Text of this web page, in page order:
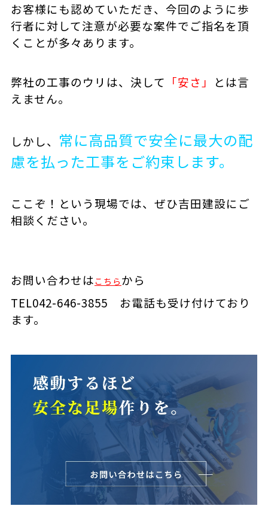
お客様にも認めていただき、 今回のように歩
行者に対して注意が必要な案件でご指名を頂
くことが多々あります。
弊社の工事のウリは、決して 「安さ」
とは言
えません。
しかし、 常に高品質で安全に最大の配
慮を払った工事をご約束します。
ここぞ！という現場では、ぜひ吉田建設にご
相談ください。
お問い合わせは こちら から
TEL042-646-3855 お電話も受け付けており
ます。